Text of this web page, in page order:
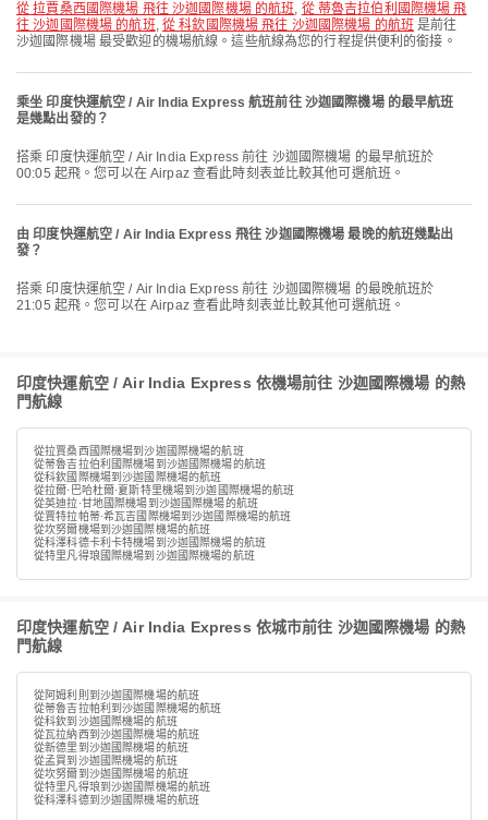
從 拉賈桑西國際機場 飛往 沙迦國際機場 的航班, 從 蒂魯吉拉伯利國際機場 飛
往 沙迦國際機場 的航班, 從 科欽國際機場 飛往 沙迦國際機場 的航班 是前往
沙迦國際機場 最受歡迎的機場航線。這些航線為您的行程提供便利的銜接。
乘坐 印度快運航空 / Air India Express 航班前往 沙迦國際機場 的最早航班
是幾點出發的？
搭乘 印度快運航空 / Air India Express 前往 沙迦國際機場 的最早航班於
00:05 起飛。您可以在 Airpaz 查看此時刻表並比較其他可選航班。
由 印度快運航空 / Air India Express 飛往 沙迦國際機場 最晚的航班幾點出
發？
搭乘 印度快運航空 / Air India Express 前往 沙迦國際機場 的最晚航班於
21:05 起飛。您可以在 Airpaz 查看此時刻表並比較其他可選航班。
印度快運航空 / Air India Express 依機場前往 沙迦國際機場 的熱
門航線
從拉賈桑西國際機場到沙迦國際機場的航班
從蒂魯吉拉伯利國際機場到沙迦國際機場的航班
從科欽國際機場到沙迦國際機場的航班
從拉爾·巴哈杜爾·夏斯特里機場到沙迦國際機場的航班
從英迪拉·甘地國際機場到沙迦國際機場的航班
從賈特拉帕蒂·希瓦吉國際機場到沙迦國際機場的航班
從坎努爾機場到沙迦國際機場的航班
從科澤科德卡利卡特機場到沙迦國際機場的航班
從特里凡得琅國際機場到沙迦國際機場的航班
印度快運航空 / Air India Express 依城市前往 沙迦國際機場 的熱
門航線
從阿姆利則到沙迦國際機場的航班
從蒂魯吉拉帕利到沙迦國際機場的航班
從科欽到沙迦國際機場的航班
從瓦拉納西到沙迦國際機場的航班
從新德里到沙迦國際機場的航班
從孟買到沙迦國際機場的航班
從坎努爾到沙迦國際機場的航班
從特里凡得琅到沙迦國際機場的航班
從科澤科德到沙迦國際機場的航班